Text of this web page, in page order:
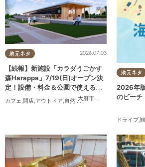
地元ネタ
大府市東浦町
2026.07.03
【続報】新施設「カラダうごかす
森Harappa」7/19(日)オープン決
定！設備・料金＆公園で使えるレ
ンタルアイテムも登場
カフェ,開店,アウトドア,自然,まちネタ, 友人,ペット
地元ネタ
2026年
のビーチ
ドライブ,